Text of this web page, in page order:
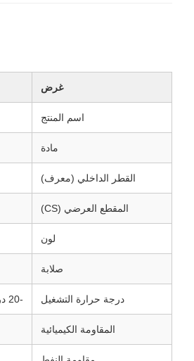
غرض
اسم المنتج
مادة
القطر الداخلي (معرف)
المقطع العرضي (CS)
لون
صلابة
درجة حرارة التشغيل -20 درجة مئوية إلى +200 درجة مئوية
المقاومة الكيميائية